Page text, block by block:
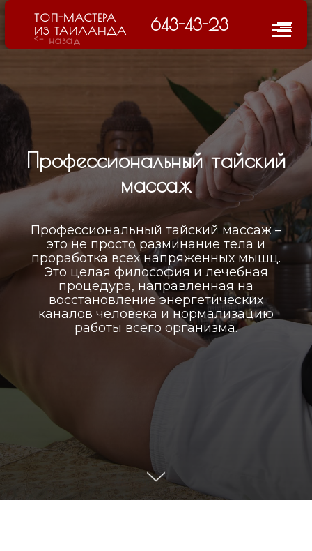
ТОП-МАСТЕРА
ИЗ ТАИЛАНДА
643-43-23
<- назад
Профессиональный тайский
массаж
Профессиональный тайский массаж –
это не просто разминание тела и
проработка всех напряженных мышц.
Это целая философия и лечебная
процедура, направленная на
восстановление энергетических
каналов человека и нормализацию
работы всего организма.